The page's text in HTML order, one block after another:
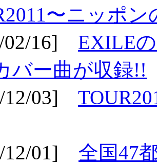
〜ニッポ
02/16] EXILE
バー曲が収録!!
12/03]
12/01] 全国47